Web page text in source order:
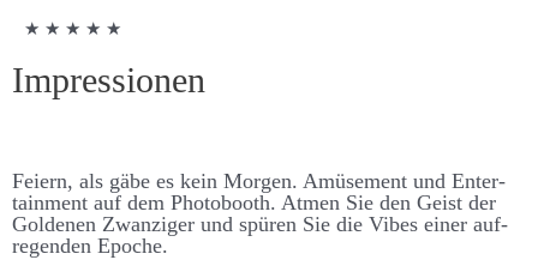
★ ★ ★ ★ ★
Impressionen
Feiern, als gäbe es kein Morgen. Amüsement und Enter­­­
tain­­ment auf dem Photo­­­booth. Atmen Sie den Geist der
Goldenen Zwanziger und spüren Sie die Vibes einer auf­­­
regenden Epoche.